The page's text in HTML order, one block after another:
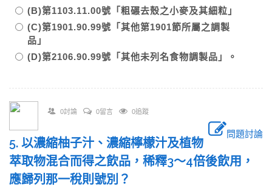
(B)第1103.11.00號「粗碾去殼之小麥及其細粒」
(C)第1901.90.99號「其他第1901節所屬之調製
品」
(D)第2106.90.99號「其他未列名食物調製品」。
0討論 0留言 0追蹤
問題討論
5. 以濃縮柚子汁、濃縮檸檬汁及植物
萃取物混合而得之飲品，稀釋3～4倍後飲用，
應歸列那一稅則號別？